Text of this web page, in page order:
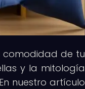
comodidad de tu
y la mitología
nuestro artículo